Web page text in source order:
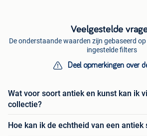
Veelgestelde
De onderstaande waarden zijn gebaseerd
ingestelde filters
Deel opmerkingen over
Wat voor soort antiek en kunst kan ik
collectie?
Hoe kan ik de echtheid van een